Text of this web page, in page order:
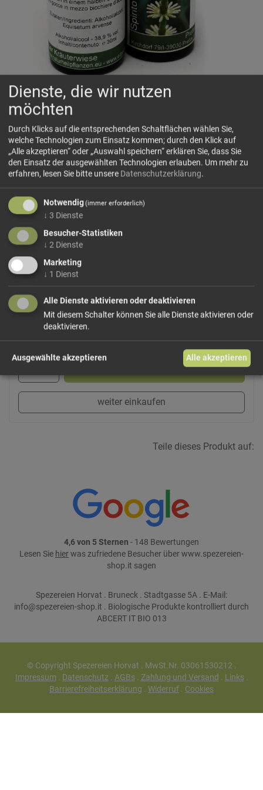
Ackerschachtelhalm-Zinnkraut
Prettauer Kräuterwiese
Kräuter: Ackerschachtelhalm
Zu den wichtigsten Inhaltsstoffen des
Ackerschachtelhalms zählen Kieselsäure, Flavonoide,
Phenolsäuren, Phytosterine und Mineralstoffe.
Besonders hervorzuheben ist der hohe Gehalt von
Kieselsäure, die einen hohen Anteil an Silicium enthält. Der
Naturstoff soll dem Körper zudem bei der Herstellung
schöner, kraftvoller Haare und Nägel unterstützen.
30 Tropfen täglich 3 Wochen lang in ein halbes Glas
Wasser geben und trinken. Inhaltstoffe: Alcool 95%,
weiter einkaufen
Teile dieses Produkt auf:
4,6 von 5 Sternen - 148 Bewertungen
Lesen Sie hierwas zufriedene Besucher über www.spezereien-
shop.it sagen
Spezereien Horvat . Bruneck . Stadtgasse 5A . E-Mail:
info@spezereien-shop.it . Biologische Produkte kontrolliert durch
ABCERT IT BIO 013
© Copyright Spezereien Horvat . MwSt.Nr. 03061530212 .
Impressum. Datenschutz. AGBs. Zahlung und Versand . Links.
Barrierefreiheitserklärung . Widerruf . Cookies
Dienste, die wir nutzen
möchten
Durch Klicks auf die entsprechenden Schaltflächen wählen Sie,
welche Technologien zum Einsatz kommen; durch den Klick auf
„Alle akzeptieren“ oder „Auswahl speichern“ erklären Sie, dass Sie
den Einsatz der ausgewählten Technologien erlauben. Um mehr zu
erfahren, lesen Sie bitte unsere Datenschutzerklärung.
Notwendig(immer erforderlich)
↓ 3 Dienste
Besucher-Statistiken
↓ 2 Dienste
Marketing
↓ 1 Dienst
Alle Dienste aktivieren oder deaktivieren
Mit diesem Schalter können Sie alle Dienste aktivieren oder
deaktivieren.
Ausgewählte akzeptieren Alle akzeptieren